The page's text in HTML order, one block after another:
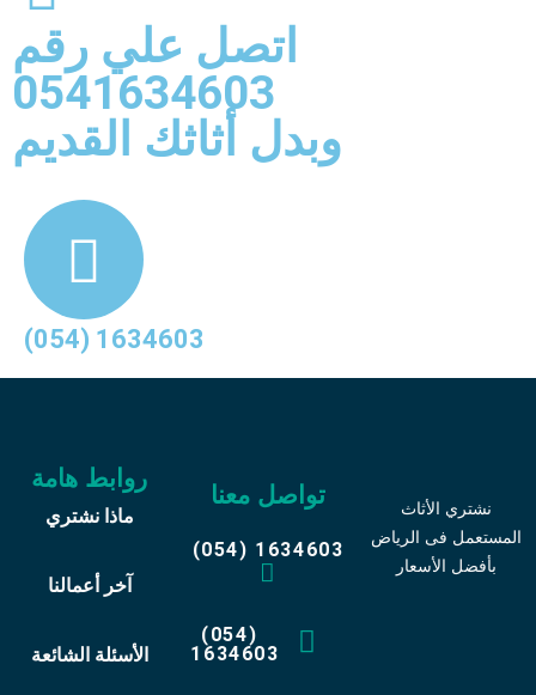
اتصل علي رقم
0541634603
وبدل أثاثك القديم
(054) 1634603
روابط هامة
ماذا نشتري
آخر أعمالنا
الأسئلة الشائعة
تواصل معنا
(054) 1634603
(054)
1634603
نشتري الأثاث
المستعمل فى الرياض
بأفضل الأسعار